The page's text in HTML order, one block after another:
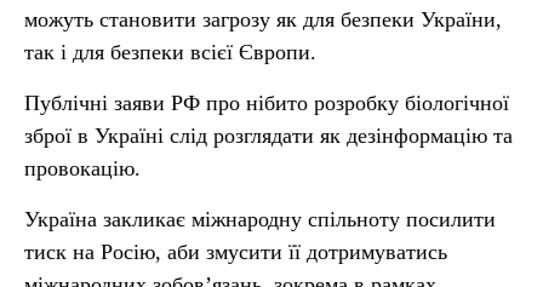
можуть становити загрозу як для безпеки України,
так і для безпеки всієї Європи.
Публічні заяви РФ про нібито розробку біологічної
зброї в Україні слід розглядати як дезінформацію та
провокацію.
Україна закликає міжнародну спільноту посилити
тиск на Росію, аби змусити її дотримуватись